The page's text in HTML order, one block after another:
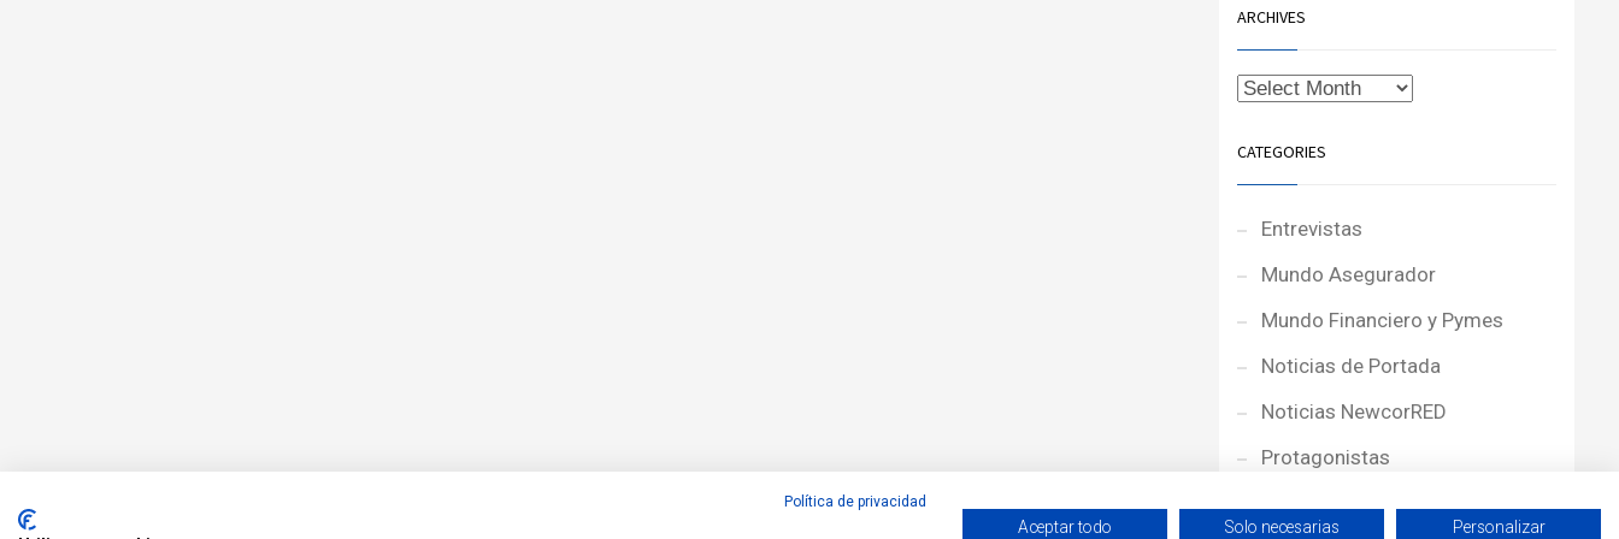
ARCHIVES
CATEGORIES
Entrevistas
Mundo Asegurador
Mundo Financiero y Pymes
Noticias de Portada
Noticias NewcorRED
Protagonistas
Reportajes
Política de privacidad
Aceptar todo Solo necesarias Personalizar